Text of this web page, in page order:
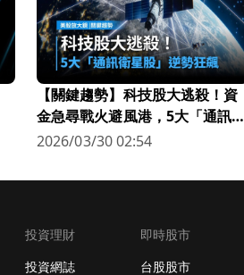
【關鍵趨勢】科技股大逃殺！資
金急尋戰火避風港，5大「通訊衛
星股」逆勢狂飆
2026/03/30 02:54
投資理財
投資網誌
即時股市
台股股市